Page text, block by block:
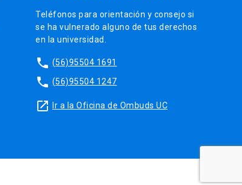
Teléfonos para orientación y consejo si
se ha vulnerado alguno de tus derechos
en la universidad.
phone (56)95504 1691
phone (56)95504 1247
launch Ir a la Oficina de Ombuds UC